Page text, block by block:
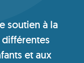
soutien à la
et aux